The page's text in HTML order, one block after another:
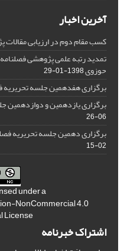
آخرین اخبار
کسب مقام دوم در ارزیابی مقالات
تمدید رتبه علمی پژوهشی
حوزوی1398-01-29
برگزاری هفدهمین جلسه تحریریه
برگزاری یازدهمین و دوازدهمین
06-26
برگزاری دهمین جلسه تحریریه
02-15
under a
NonCommercial 4.0
License
اشتراک خبرنامه